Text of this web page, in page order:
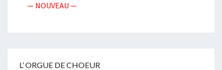
— NOUVEAU —
L’ ORGUE DE CHOEUR